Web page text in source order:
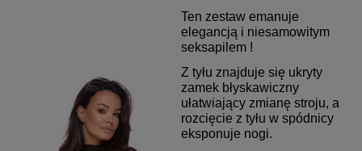
Ten zestaw emanuje
elegancją i niesamowitym
seksapilem !
Z tyłu znajduje się ukryty
zamek błyskawiczny
ułatwiający zmianę stroju, a
rozcięcie z tyłu w spódnicy
eksponuje nogi.